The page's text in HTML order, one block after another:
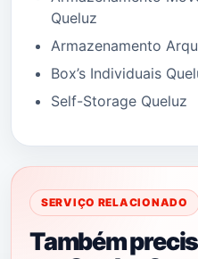
Queluz
Armazenamento
Box’s Individuais
Self-Storage Queluz
SERVIÇO RELACIONADO
Também